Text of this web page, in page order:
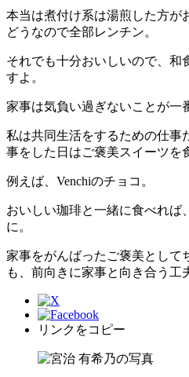
本当は煮付け系は湯煎した方が
どうなので全部レンチン。
それでも十分おいしいので、和
すよ。
家事は気負い過ぎないことが一
私は共同生活をするための仕事
事をした日はご褒美スイーツを
例えば、Venchiのチョコ。
おいしい珈琲と一緒に食べれば
に。
家事をがんばったご褒美として
も、前向きに家事と向き合う工
リンクをコピー